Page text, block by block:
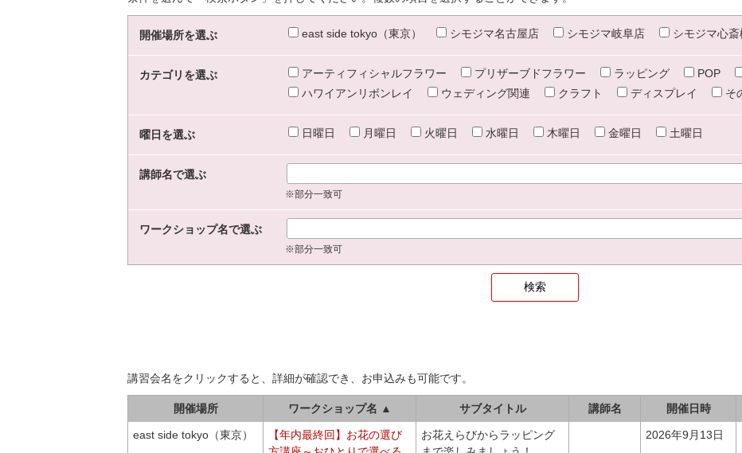
開催場所を選ぶ east side tokyo（東京） シモジマ名古屋店 シモジマ岐阜店 シモジマ心斎
カテゴリを選ぶ アーティフィシャルフラワー プリザーブドフラワー ラッピング POP
ハワイアンリボンレイ
ウェディング関連 クラフト ディスプレイ そ
曜日を選ぶ 日曜日 月曜日 火曜日 水曜日 木曜日 金曜日 土曜日
講師名で選ぶ
※部分一致可
ワークショップ名で選ぶ
※部分一致可
講習会名をクリックすると、詳細が確認でき、お申込みも可能です。
開催場所 ワークショップ名 ▲ サブタイトル 講師名 開催日時
east side tokyo（東京）
【年内最終回】お花の選び
お花えらびからラッピング
2026年9月13日